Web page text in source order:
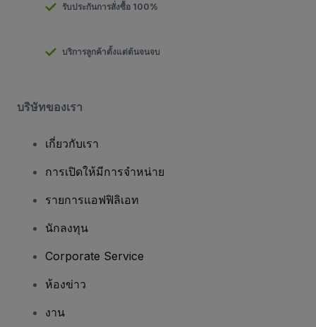
รับประกันการสั่งซื้อ 100%
บริการลูกค้าตั้งแต่ต้นจนจบ
บริษัทของเรา
เกี่ยวกับเรา
การเปิดให้มีการจำหน่าย
รายการแอฟฟิลิเอท
นักลงทุน
Corporate Service
ห้องข่าว
งาน